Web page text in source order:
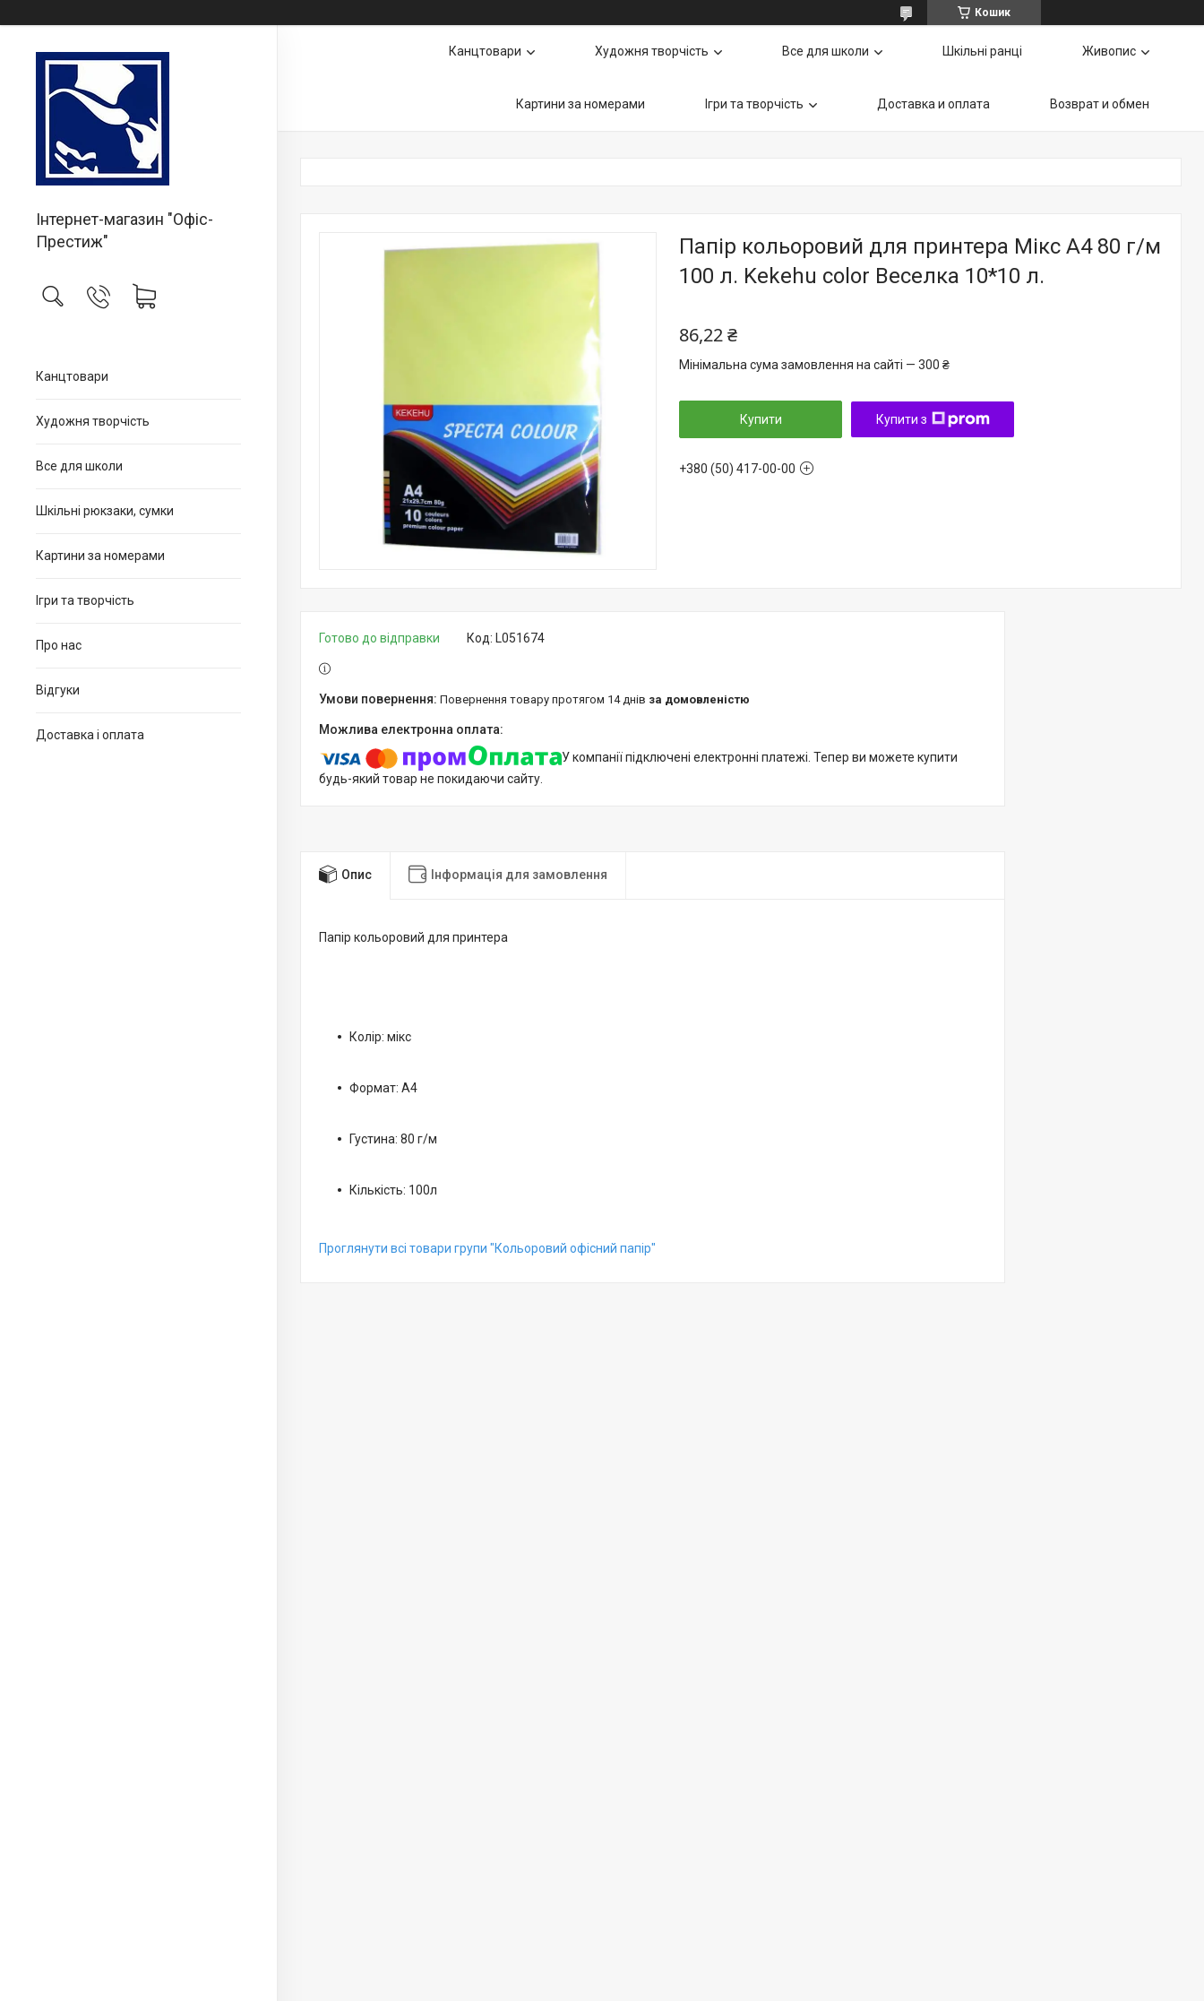
Кошик
Інтернет-магазин "Офіс-
Престиж"
Канцтовари
Художня творчість
Все для школи
Шкільні рюкзаки, сумки
Картини за номерами
Ігри та творчість
Про нас
Відгуки
Доставка і оплата
Канцтовари Художня творчість Все для школи Шкільні ранці Живопис
Картини за номерами Ігри та творчість Доставка и оплата Возврат и обмен
Папір кольоровий для принтера Мікс А4 80 г/м
100 л. Kekehu color Веселка 10*10 л.
86,22 ₴
Мінімальна сума замовлення на сайті — 300 ₴
Купити Купити з
+380 (50) 417-00-00
Готово до відправки Код: L051674
повернення товару протягом 14 днів за домовленістю
У компанії підключені електронні платежі. Тепер ви можете купити
будь-який товар не покидаючи сайту.
Опис Інформація для замовлення
Папір кольоровий для принтера
Колір: мікс
Формат: А4
Густина: 80 г/м
Кількість: 100л
Проглянути всі товари групи "Кольоровий офісний папір"